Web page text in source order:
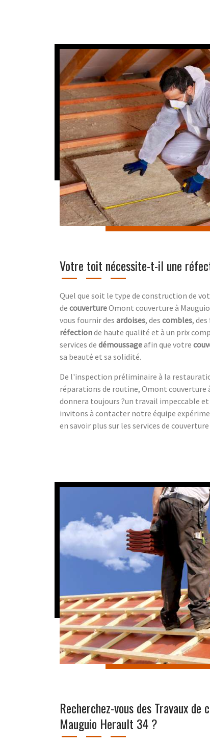
Votre toit nécessite-t-il une
Quel que soit le type de construction de
de couvertureOmont couverture à
vous fournir des ardoises, des combles, des
réfectionde haute qualité et à un prix
services de démoussageafin que votre
sa beauté et sa solidité.
De l'inspection préliminaire à la
réparations de routine, Omont couverture
donnera toujours ?un travail impeccable
invitons à contacter notre équipe
en savoir plus sur les services de
Recherchez-vous des Travaux
Mauguio Herault 34 ?